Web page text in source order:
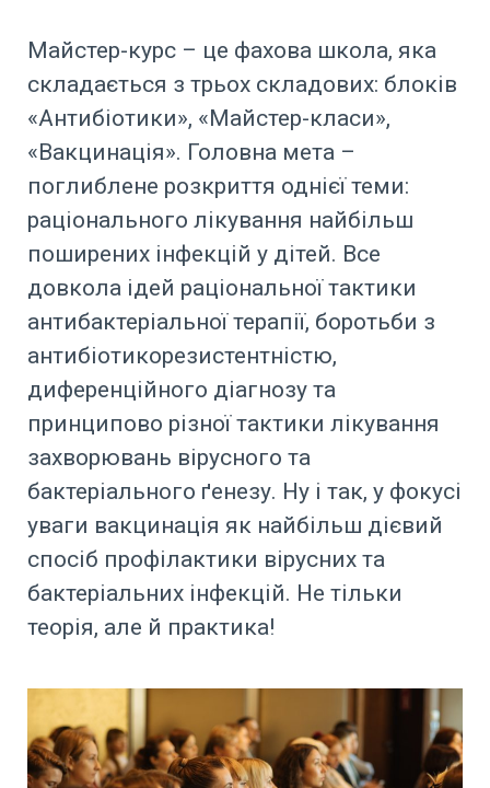
Майстер-курс – це фахова школа, яка
складається з трьох складових: блоків
«Антибіотики», «Майстер-класи»,
«Вакцинація». Головна мета –
поглиблене розкриття однієї теми:
раціонального лікування найбільш
поширених інфекцій у дітей. Все
довкола ідей раціональної тактики
антибактеріальної терапії, боротьби з
антибіотикорезистентністю,
диференційного діагнозу та
принципово різної тактики лікування
захворювань вірусного та
бактеріального ґенезу. Ну і так, у фокусі
уваги вакцинація як найбільш дієвий
спосіб профілактики вірусних та
бактеріальних інфекцій. Не тільки
теорія, але й практика!